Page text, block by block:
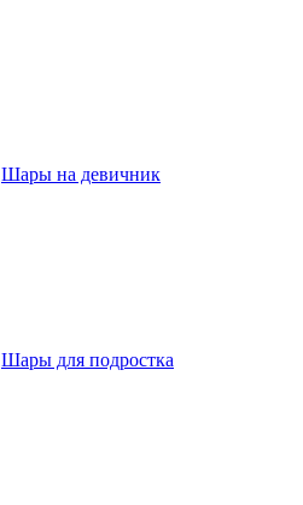
Шары на девичник
Шары для подростка